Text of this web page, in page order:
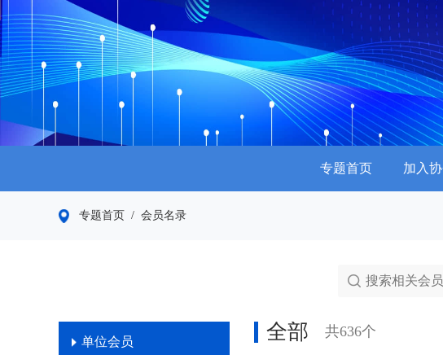
专题首页 加入
专题首页 / 会员名录
单位会员 全部 共636个